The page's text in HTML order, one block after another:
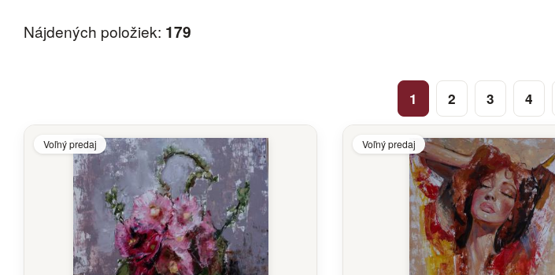
Nájdených položiek: 179
1 2 3 4
Voľný predaj Voľný predaj